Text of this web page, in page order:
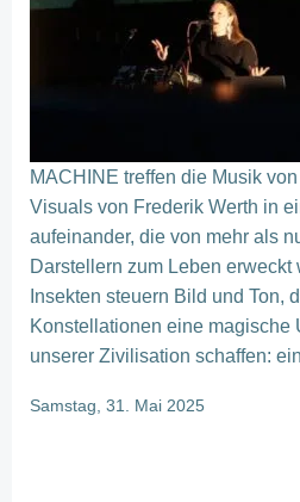
MACHINE treffen die Musik
Visuals von Frederik Werth in
aufeinander, die von mehr als
Darstellern zum Leben erweckt
Insekten steuern Bild und Ton,
Konstellationen eine magische
unserer Zivilisation schaffen:
Samstag, 31. Mai 2025